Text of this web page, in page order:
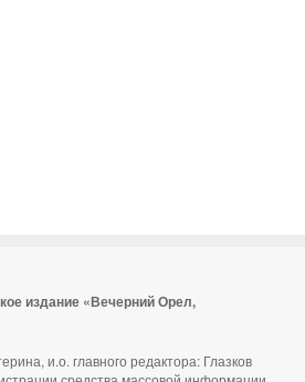
издание «Вечерний Орел,
и.о. главного редактора: Глазков